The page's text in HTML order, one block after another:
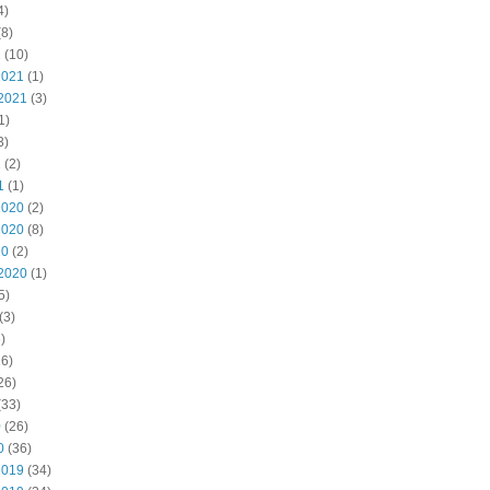
(10)
(1)
(3)
(2)
(1)
(2)
(8)
(2)
(1)
(26)
(36)
(34)